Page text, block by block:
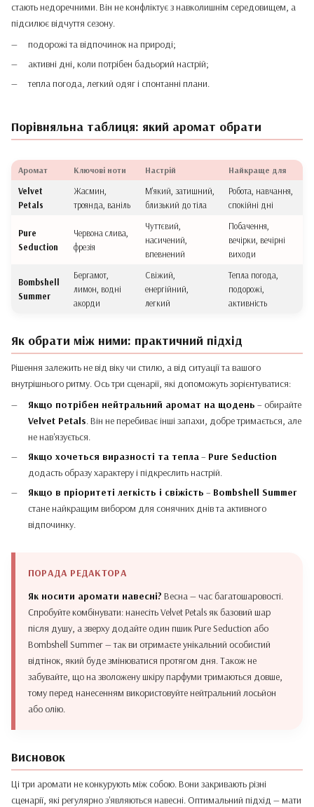
стають недоречними. Він не конфліктує з навколишнім середовищем, а
підсилює відчуття сезону.
подорожі та відпочинок на природі;
активні дні, коли потрібен бадьорий настрій;
тепла погода, легкий одяг і спонтанні плани.
Порівняльна таблиця: який аромат обрати
Аромат Ключові ноти Настрій Найкраще для
Velvet
Petals
Жасмин,
троянда, ваніль
М'який, затишний,
близький до тіла
Робота, навчання,
спокійні дні
Pure
Seduction
Червона слива,
фрезія
Чуттєвий,
насичений,
впевнений
Побачення,
вечірки, вечірні
виходи
Bombshell
Summer
Бергамот,
лимон, водні
акорди
Свіжий,
енергійний,
легкий
Тепла погода,
подорожі,
активність
Як обрати між ними: практичний підхід
Рішення залежить не від віку чи стилю, а від ситуації та вашого
внутрішнього ритму. Ось три сценарії, які допоможуть зорієнтуватися:
Якщо потрібен нейтральний аромат на щодень – обирайте
Velvet Petals. Він не перебиває інші запахи, добре тримається, але
не нав'язується.
Якщо хочеться виразності та тепла– Pure Seduction
додасть образу характеру і підкреслить настрій.
Якщо в пріоритеті легкість і свіжість – Bombshell Summer
стане найкращим вибором для сонячних днів та активного
відпочинку.
Як носити аромати навесні? Весна — час багатошаровості.
Спробуйте комбінувати: нанесіть Velvet Petals як базовий шар
після душу, а зверху додайте один пшик Pure Seduction або
Bombshell Summer — так ви отримаєте унікальний особистий
відтінок, який буде змінюватися протягом дня. Також не
забувайте, що на зволожену шкіру парфуми тримаються довше,
тому перед нанесенням використовуйте нейтральний лосьйон
або олію.
Висновок
Ці три аромати не конкурують між собою. Вони закривають різні
сценарії, які регулярно з'являються навесні. Оптимальний підхід — мати